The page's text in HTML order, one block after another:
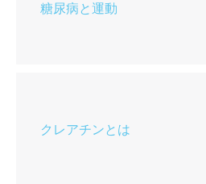
糖尿病と運動
クレアチンとは